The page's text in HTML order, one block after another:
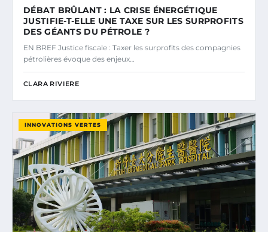
DÉBAT BRÛLANT : LA CRISE ÉNERGÉTIQUE
JUSTIFIE-T-ELLE UNE TAXE SUR LES SURPROFITS
DES GÉANTS DU PÉTROLE ?
EN BREF Justice fiscale : Taxer les surprofits des compagnies
pétrolières évoque des enjeux…
CLARA RIVIERE
INNOVATIONS VERTES